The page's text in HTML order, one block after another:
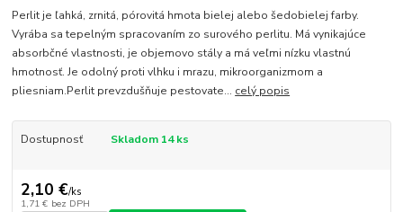
Perlit je ľahká, zrnitá, pórovitá hmota bielej alebo šedobielej farby.
Vyrába sa tepelným spracovaním zo surového perlitu. Má vynikajúce
absorbčné vlastnosti, je objemovo stály a má veľmi nízku vlastnú
hmotnosť. Je odolný proti vlhku i mrazu, mikroorganizmom a
pliesniam.Perlit prevzdušňuje pestovate... celý popis
Dostupnosť Skladom 14 ks
2,10 €/ks
1,71 € bez DPH